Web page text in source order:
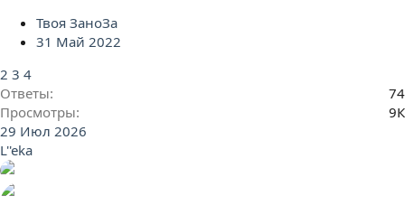
Твоя ЗаноЗа
31 Май 2022
2 3 4
Ответы
74
Просмотры
9К
29 Июл 2026
L''eka